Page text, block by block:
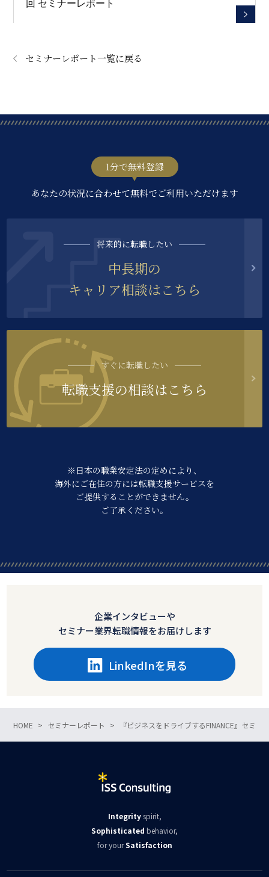
回 セミナーレポート
セミナーレポート一覧に戻る
1分で無料登録
あなたの状況に合わせて無料でご利用いただけます
将来的に転職したい
中長期の
キャリア相談はこちら
すぐに転職したい
転職支援の相談はこちら
※日本の職業安定法の定めにより、
海外にご在住の方には転職支援サービスを
ご提供することができません。
ご了承ください。
企業インタビューや
セミナー業界転職情報をお届けします
LinkedInを見る
HOME セミナーレポート 『ビジネスをドライブするFINANCE』セミナ
Integrityspirit,
Sophisticated behavior,
for yourSatisfaction